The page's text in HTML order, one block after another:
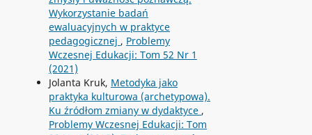
Wykorzystanie badań
ewaluacyjnych w praktyce
pedagogicznej , Problemy
Wczesnej Edukacji: Tom 52 Nr 1
(2021)
Jolanta Kruk, Metodyka jako
praktyka kulturowa (archetypowa).
Ku źródłom zmiany w dydaktyce ,
Problemy Wczesnej Edukacji: Tom